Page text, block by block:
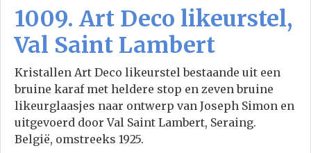
1009. Art Deco likeurstel,
Val Saint Lambert
Kristallen Art Deco likeurstel bestaande uit een
bruine karaf met heldere stop en zeven bruine
likeurglaasjes naar ontwerp van Joseph Simon en
uitgevoerd door Val Saint Lambert, Seraing.
België, omstreeks 1925.